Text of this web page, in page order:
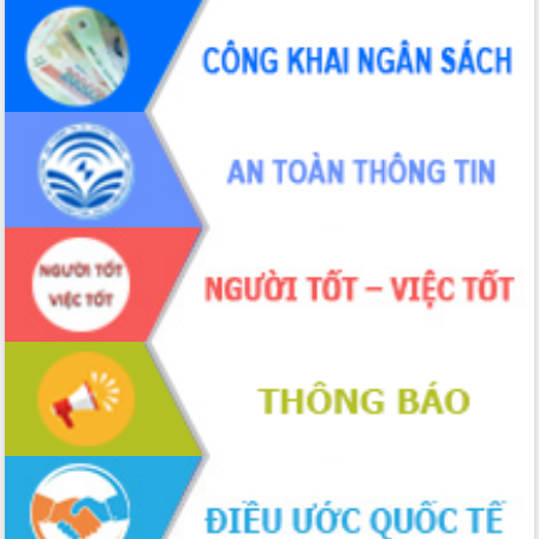
Định vị cà phê Việt Nam như một “di
sản sống” trong dòng chảy toàn cầu
Xây dựng nông thôn mới: Nâng cao đời
sống người dân từ những mô hình thiết
thực
Quyết liệt tháo gỡ vướng mắc, đẩy
nhanh tiến độ các dự án trọng điểm
trong Khu kinh tế Nam Phú Yên
Hòn Yến phát triển du lịch gắn với bảo
tồn biển
Lấy ý kiến điều chỉnh Quy hoạch tỉnh
Đắk Lắk thời kỳ 2021-2030, tầm nhìn
đến năm 2050
Phát động chiến dịch 30 ngày đêm
giải phóng mặt bằng Tuyến đường bộ
ven biển
Đắk Lắk nỗ lực thúc đẩy tăng trưởng
kinh tế từ 10% trở lên trong Quý
II/2026
Đắk Lắk ký kết thỏa thuận hợp tác về